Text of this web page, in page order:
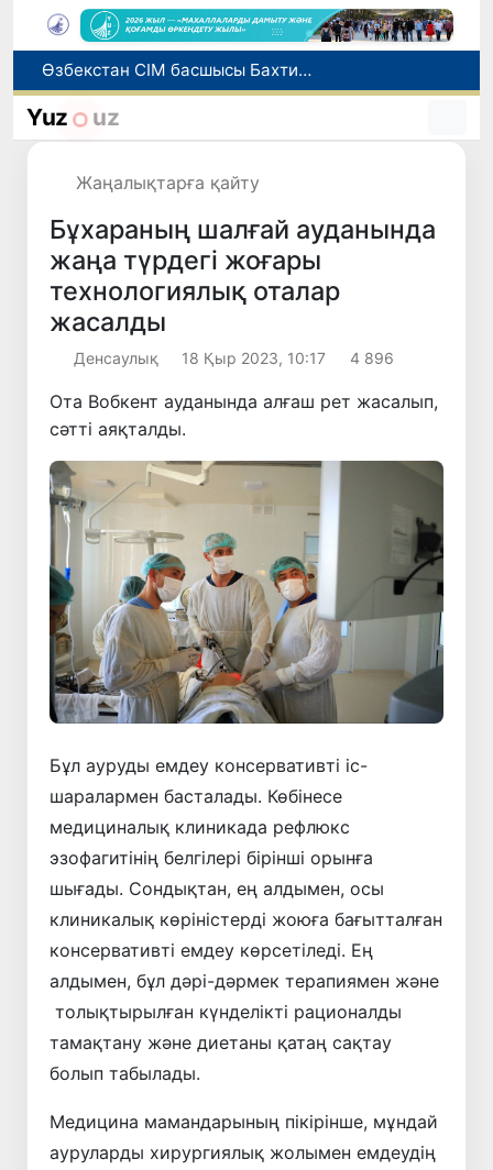
Өзбекстан СІМ басшысы Бахтиёр Саидов Үндістан Президентімен екіжақты байланыстарды нығайту мәселелерін талқылады
Грекияда өрт сөндіру тікұшақтарының соқтығысуынан екі адам қаза тапты
Әлемдік биржаларда мұнай бағасы төмендеді
Yuz uz
Жаңалықтарға қайту
Бұхараның шалғай ауданында
жаңа түрдегі жоғары
технологиялық оталар
жасалды
Денсаулық 18 Қыр 2023, 10:17 4 896
Ота Вобкент ауданында алғаш рет жасалып,
сәтті аяқталды.
Бұл ауруды емдеу консервативті іс-
шаралармен басталады. Көбінесе
медициналық клиникада рефлюкс
эзофагитінің белгілері бірінші орынға
шығады. Сондықтан, ең алдымен, осы
клиникалық көріністерді жоюға бағытталған
консервативті емдеу көрсетіледі. Ең
алдымен, бұл дәрі-дәрмек терапиямен және
толықтырылған күнделікті рационалды
тамақтану және диетаны қатаң сақтау
болып табылады.
Медицина мамандарының пікірінше, мұндай
ауруларды хирургиялық жолымен емдеудің